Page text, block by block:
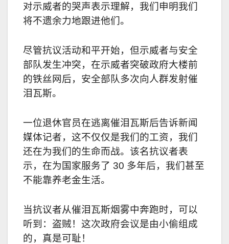
对示威者的哭声表示理解，我们申明我们
将不遗余力地跟进他们。
尽管抗议活动和平开始，但示威者与安全
部队发生冲突，在示威者突破政府大楼前
的铁丝网后，安全部队多次向人群发射催
泪瓦斯。
一位退休官员在逃离催泪瓦斯后告诉新闻
媒体记者，这不仅仅是我们的工资，我们
还在为我们的生命而战。该名抗议者表
示，在为国家服务了 30 多年后，我们甚至
不能靠养老金生活。
当抗议者从催泪瓦斯烟雾中奔跑时，可以
听到：盗贼！这次政府会议是由小偷组成
的，真是可耻！